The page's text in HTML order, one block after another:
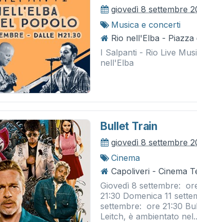
giovedì 8 settembre
Musica e concerti
Rio nell'Elba - Piazza
I Salpanti - Rio Live
nell'Elba
Bullet Train
giovedì 8 settembre
Cinema
Capoliveri - Cinema
Giovedì 8 settembre:
21:30 Domenica 11
settembre: ore 21:30
Leitch, è ambientato